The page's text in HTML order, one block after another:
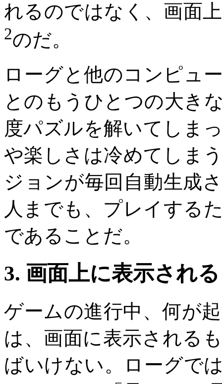
れるのではなく、画面
2のだ。
ローグと他のコンピュ
とのもうひとつの大き
度パズルを解いてしま
や楽しさは冷めてしま
ジョンが毎回自動生成
人までも、プレイする
であることだ。
3. 画面上に表示され
ゲームの進行中、何が
は、画面に表示される
ばいけない。ローグで